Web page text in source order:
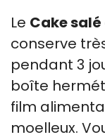
Le Cake
conserve
pendant 3
boîte
film
moelleux.